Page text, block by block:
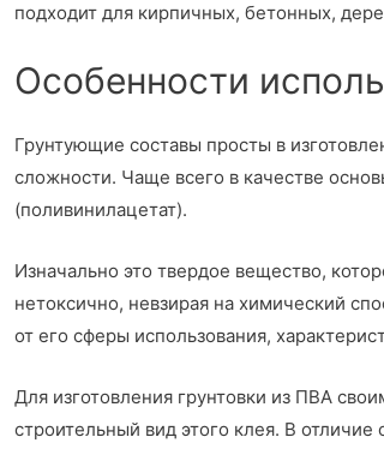
подходит для кирпичных, бетонных,
Особенности
Грунтующие составы просты в
сложности. Чаще всего в качестве
(поливинилацетат).
Изначально это твердое вещество,
нетоксично, невзирая на химический
от его сферы использования,
Для изготовления грунтовки из ПВА
строительный вид этого клея. В отличие